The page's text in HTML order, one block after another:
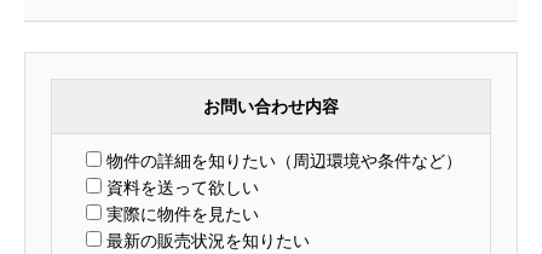
お問い合わせ内容
物件の詳細を知りたい（周辺環境や条件など）
資料を送って欲しい
実際に物件を見たい
最新の販売状況を知りたい